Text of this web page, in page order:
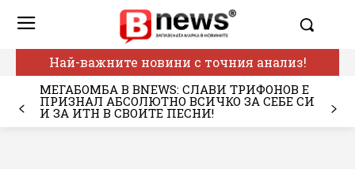
Най-важните новини с точния анализ!
МЕГАБОМБА В BNEWS: СЛАВИ ТРИФОНОВ Е
ПРИЗНАЛ АБСОЛЮТНО ВСИЧКО ЗА СЕБЕ СИ
И ЗА ИТН В СВОИТЕ ПЕСНИ!